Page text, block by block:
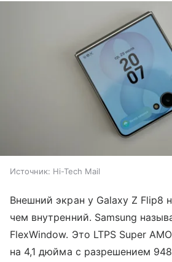
Источник: Hi-Tech Mail
Внешний экран у Galaxy Z Flip8
чем внутренний. Samsung
FlexWindow. Это LTPS Super
на 4,1 дюйма с разрешением